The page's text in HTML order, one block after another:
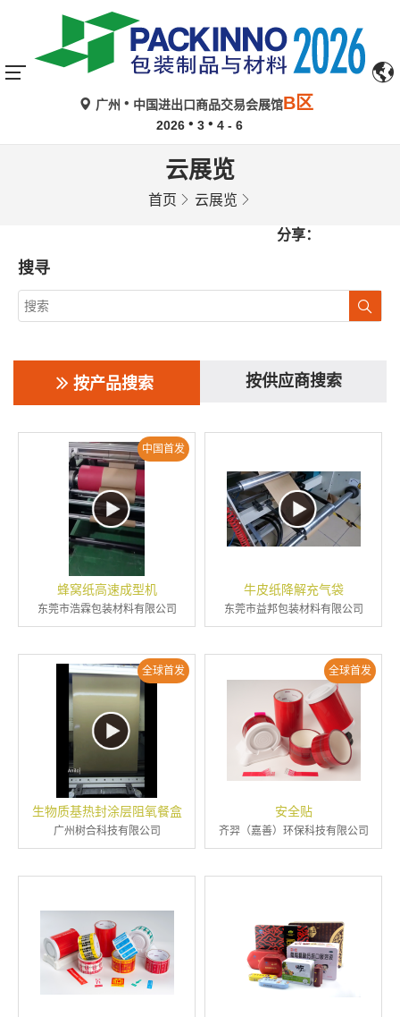
广州 中国进出口商品交易会展馆B区
2026 3 4 - 6
云展览
首页 云展览
分享：
搜寻
按产品搜索 按供应商搜索
中国首发
蜂窝纸高速成型机
东莞市浩霖包装材料有限公司
牛皮纸降解充气袋
东莞市益邦包装材料有限公司
全球首发
生物质基热封涂层阻氧餐盒
广州树合科技有限公司
全球首发
安全贴
齐羿（嘉善）环保科技有限公司